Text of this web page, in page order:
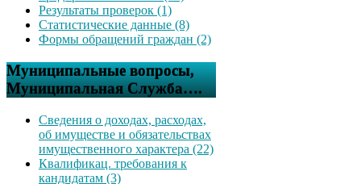
Результаты проверок (1)
Статистические данные (8)
Формы обращений граждан (2)
Муниципальные вопросы,
Муниципальная Служба….
Сведения о доходах, расходах,
об имуществе и обязательствах
имущественного характера (22)
Квалификац. требования к
кандидатам (3)